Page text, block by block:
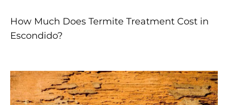
How Much Does Termite Treatment Cost in
Escondido?